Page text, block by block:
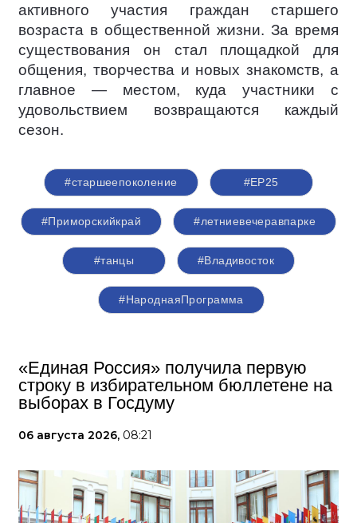
активного участия граждан старшего
возраста в общественной жизни. За время
существования он стал площадкой для
общения, творчества и новых знакомств, а
главное — местом, куда участники с
удовольствием возвращаются каждый
сезон.
#старшеепоколение #ЕР25
#Приморскийкрай #летниевечеравпарке
#танцы #Владивосток
#НароднаяПрограмма
«Единая Россия» получила первую
строку в избирательном бюллетене на
выборах в Госдуму
06 августа 2026, 08:21